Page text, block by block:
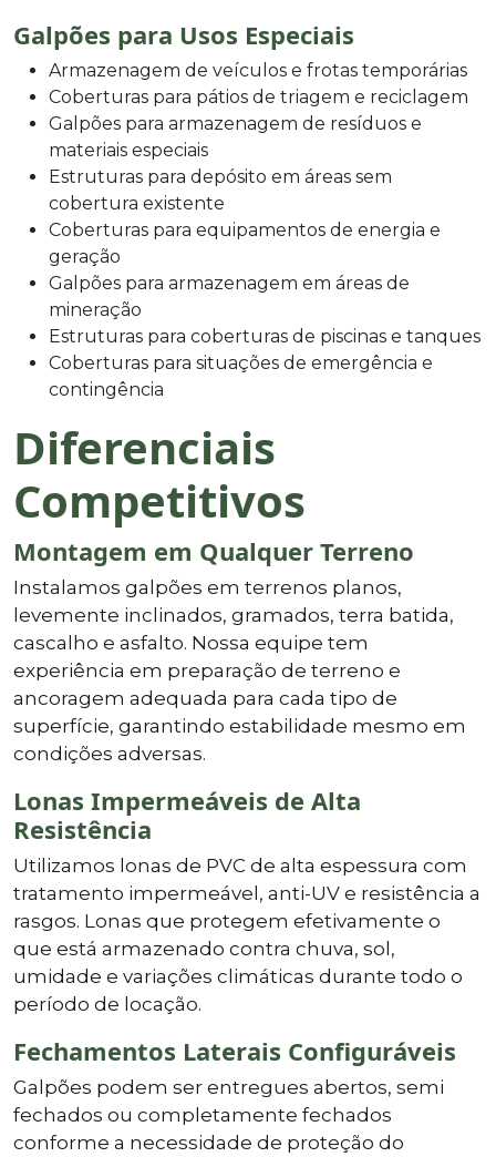
Galpões para Usos Especiais
Armazenagem de veículos e frotas temporárias
Coberturas para pátios de triagem e reciclagem
Galpões para armazenagem de resíduos e
materiais especiais
Estruturas para depósito em áreas sem
cobertura existente
Coberturas para equipamentos de energia e
geração
Galpões para armazenagem em áreas de
mineração
Estruturas para coberturas de piscinas e tanques
Coberturas para situações de emergência e
contingência
Diferenciais
Competitivos
Montagem em Qualquer Terreno
Instalamos galpões em terrenos planos,
levemente inclinados, gramados, terra batida,
cascalho e asfalto. Nossa equipe tem
experiência em preparação de terreno e
ancoragem adequada para cada tipo de
superfície, garantindo estabilidade mesmo em
condições adversas.
Lonas Impermeáveis de Alta
Resistência
Utilizamos lonas de PVC de alta espessura com
tratamento impermeável, anti-UV e resistência a
rasgos. Lonas que protegem efetivamente o
que está armazenado contra chuva, sol,
umidade e variações climáticas durante todo o
período de locação.
Fechamentos Laterais Configuráveis
Galpões podem ser entregues abertos, semi
fechados ou completamente fechados
conforme a necessidade de proteção do